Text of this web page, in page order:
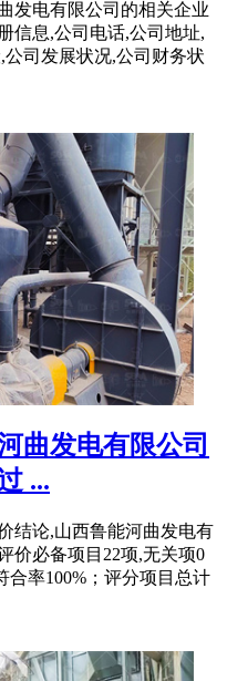
发电有限公司的相关企业
信息,公司电话,公司地址,
司发展状况,公司财务状
曲发电有限公司
...
结论,山西鲁能河曲发电有
价必备项目22项,无关项0
合率100%；评分项目总计